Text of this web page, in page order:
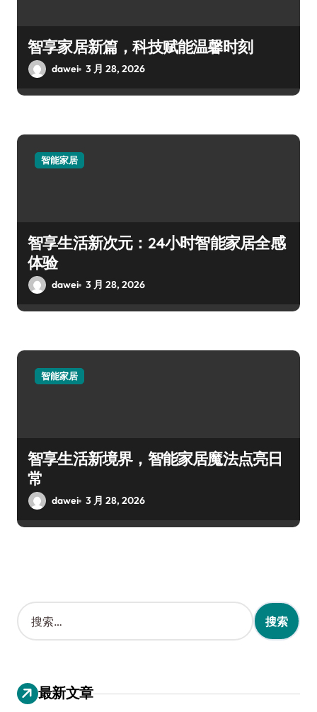
智享家居新篇，科技赋能温馨时刻
dawei 3 月 28, 2026
智能家居
智享生活新次元：24小时智能家居全感
体验
dawei 3 月 28, 2026
智能家居
智享生活新境界，智能家居魔法点亮日
常
dawei 3 月 28, 2026
搜
索
：
最新文章